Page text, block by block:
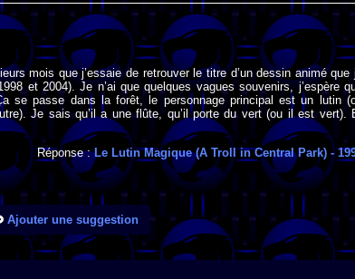
mois que j’essaie de retrouver le titre d’un dessin animé que
et 2004). Je n’ai que quelques vagues souvenirs, j’espère
se passe dans la forêt, le personnage principal est un lutin
Je sais qu’il a une flûte, qu’il porte du vert (ou il est vert).
Réponse :Le Lutin Magique (A Troll in Central Park) -
Ajouter une suggestion